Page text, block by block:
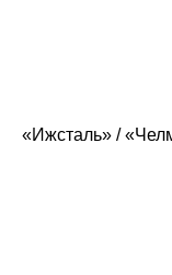
«Ижсталь» /